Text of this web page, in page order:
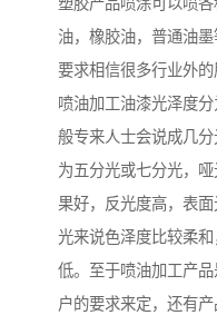
塑胶产品喷涂可以喷
油，橡胶油，普通油
要求相信很多行业外的
喷油加工油漆光泽度
般专来人士会说成几
为五分光或七分光，
果好，反光度高，表
光来说色泽度比较柔
低。至于喷油加工产
户的要求来定，还有